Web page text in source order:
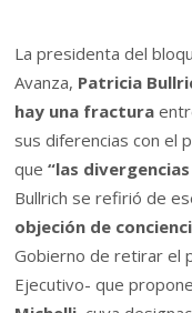
La presidenta del
Avanza, Patricia
hay una fractura
sus diferencias con el
que“las
Bullrich se refirió de
objeción de
Gobierno de retirar el
Ejecutivo- que